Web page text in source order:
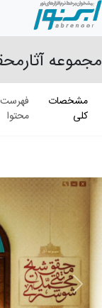
مجموعه
مشخصات
کلی
فهرست
محتوا